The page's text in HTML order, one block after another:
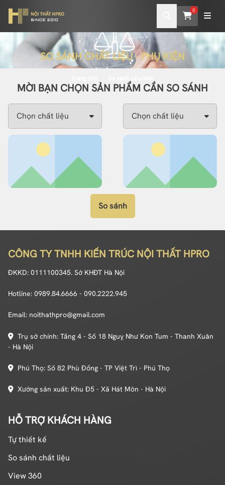
0
SO SÁNH CHẤT LIỆU - PHỤ KIỆN
MỜI BẠN CHỌN SẢN PHẨM CẦN SO SÁNH
So sánh
CÔNG TY TNHH KIẾN TRÚC NỘI THẤT HPRO
ĐKKD: 0111100345. Sở KHĐT Hà Nội
Hotline: 0989.84.6666 - 090.2222.945
Email: noithathpro@gmail.com
Trụ sở chính: Tầng 4 - Số 18 Nguỵ Như Kon Tum - Thanh Xuân
- Hà Nội
Phú Thọ: Số 82 Phù Đổng - TP Việt Trì - Phú Thọ
Xưởng sản xuất: Khu Đ5 - Xã Hát Môn - Hà Nội
HỖ TRỢ KHÁCH HÀNG
Tự thiết kế
So sánh chất liệu
View 360